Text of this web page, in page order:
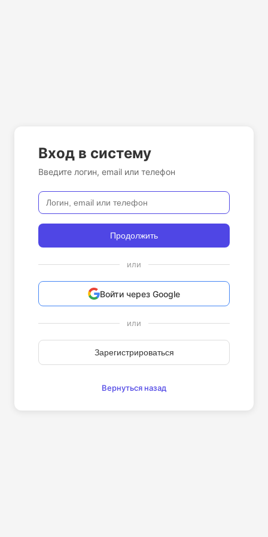
Вход в систему
Введите логин, email или телефон
Продолжить
или
Войти через Google
или
Зарегистрироваться
Вернуться назад